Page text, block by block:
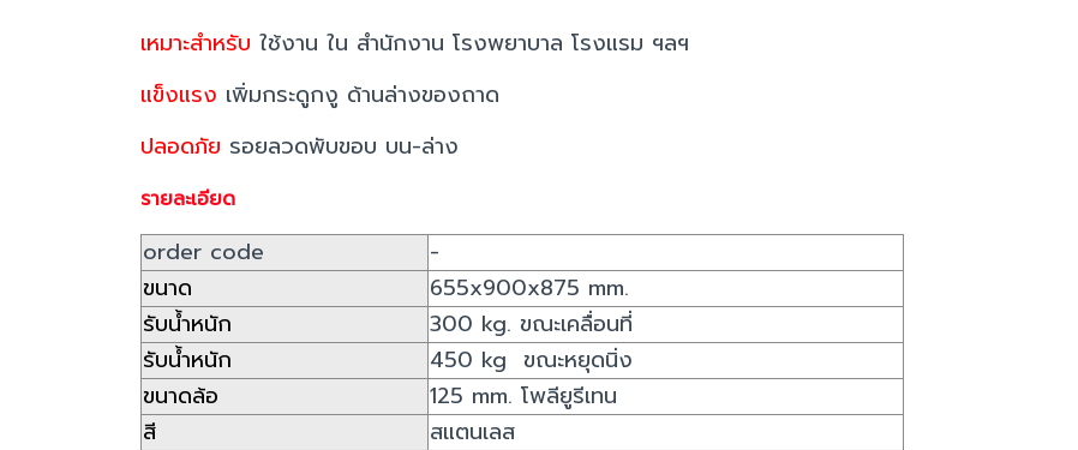
เหมาะสำหรับ ใช้งาน ใน สำนักงาน โรงพยาบาล โรงแรม ฯลฯ
แข็งแรง เพิ่มกระดูกงู ด้านล่างของถาด
ปลอดภัย รอยลวดพับขอบ บน-ล่าง
รายละเอียด
order code
-
ขนาด
655x900x875 mm.
รับน้ำหนัก
300 kg. ขณะเคลื่อนที่
รับน้ำหนัก
450 kg ขณะหยุดนิ่ง
ขนาดล้อ
125 mm. โพลียูรีเทน
สี
สแตนเลส